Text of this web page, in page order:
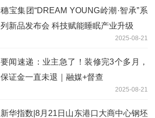
穗宝集团“DREAM YOUNG岭潮·智承”系
列新品发布会 科技赋能睡眠产业升级
2025-08-21
要闻速递：业主急了！装修完3个多月，
保证金一直未退｜融媒+督查
2025-08-21
新华指数|8月21日山东港口大商中心钢坯